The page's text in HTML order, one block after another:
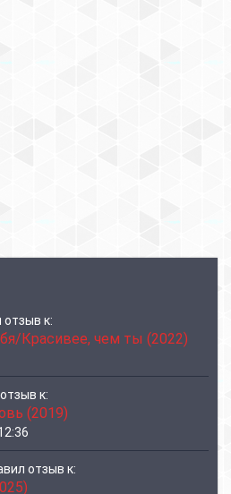
отзыв к:
Красивее, чем ты (2022)
к:
(2019)
отзыв к: